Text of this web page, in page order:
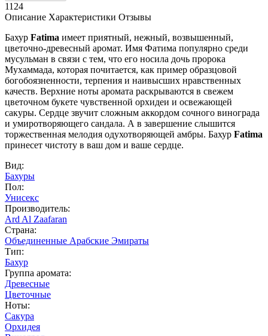
1124
Описание Характеристики Отзывы
Бахур Fatima имеет приятный, нежный, возвышенный,
цветочно-древесный аромат. Имя Фатима популярно среди
мусульман в связи с тем, что его носила дочь пророка
Мухаммада, которая почитается, как пример образцовой
богобоязненности, терпения и наивысших нравственных
качеств. Верхние ноты аромата раскрываются в свежем
цветочном букете чувственной орхидеи и освежающей
сакуры. Сердце звучит сложным аккордом сочного винограда
и умиротворяющего сандала. А в завершение слышится
торжественная мелодия одухотворяющей амбры. Бахур Fatima
принесет чистоту в ваш дом и ваше сердце.
Вид:
Бахуры
Пол:
Унисекс
Производитель:
Ard Al Zaafaran
Страна:
Объединенные Арабские Эмираты
Тип:
Бахур
Группа аромата:
Древесные
Цветочные
Ноты:
Сакура
Орхидея